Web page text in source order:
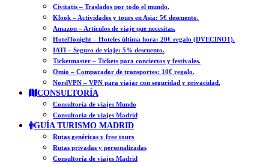
Civitatis – Traslados por todo el mundo.
Klook – Actividades y tours en Asia: 5€ descuento.
Amazon – Artículos de viaje que necesitas.
HotelTonight – Hoteles última hora: 20€ regalo (DVECINO1).
IATI – Seguro de viaje: 5% descuento.
Ticketmaster – Tickets para conciertos y festivales.
Omio – Comparador de transportes: 10€ regalo.
NordVPN – VPN para viajar con seguridad y privacidad.
CONSULTORÍA
Consultoría de viajes Mundo
Consultoría de viajes Madrid
GUÍA TURISMO MADRID
Rutas genéricas y free tours
Rutas privadas y personalizadas
Consultoría de viajes Madrid